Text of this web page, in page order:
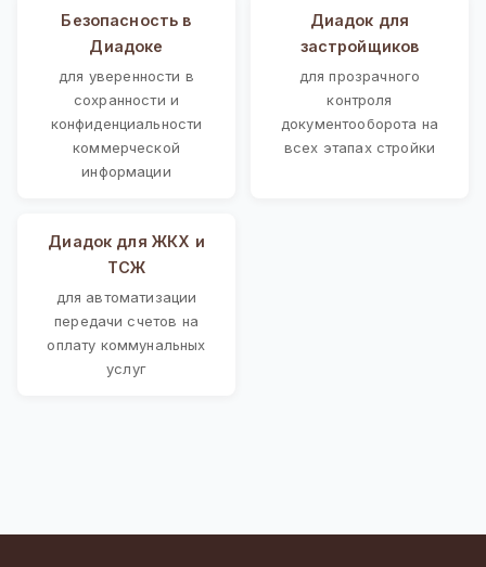
Безопасность в
Диадоке
для уверенности в
сохранности и
конфиденциальности
коммерческой
информации
Диадок для
застройщиков
для прозрачного
контроля
документооборота на
всех этапах стройки
Диадок для ЖКХ и
ТСЖ
для автоматизации
передачи счетов на
оплату коммунальных
услуг